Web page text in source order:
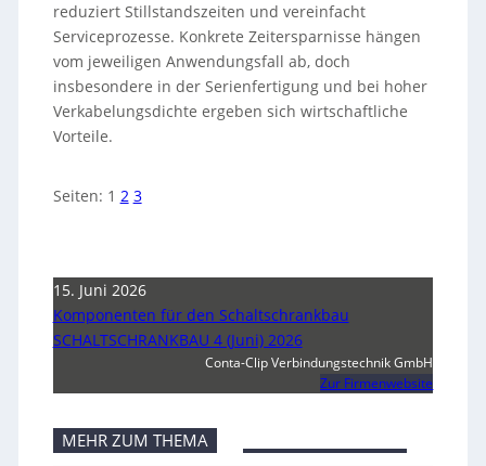
reduziert Stillstandszeiten und vereinfacht
Serviceprozesse. Konkrete Zeitersparnisse hängen
vom jeweiligen Anwendungsfall ab, doch
insbesondere in der Serienfertigung und bei hoher
Verkabelungsdichte ergeben sich wirtschaftliche
Vorteile.
Seiten: 1 2 3
15. Juni 2026
Komponenten für den Schaltschrankbau
SCHALTSCHRANKBAU 4 (Juni) 2026
Conta-Clip Verbindungstechnik GmbH
Zur Firmenwebsite
MEHR ZUM THEMA